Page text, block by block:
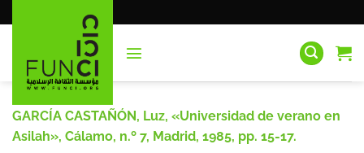
al
GARCÍA CASTAÑÓN, Luz, «Universidad de verano en
Asilah», Cálamo, n.º 7, Madrid, 1985, pp. 15-17.